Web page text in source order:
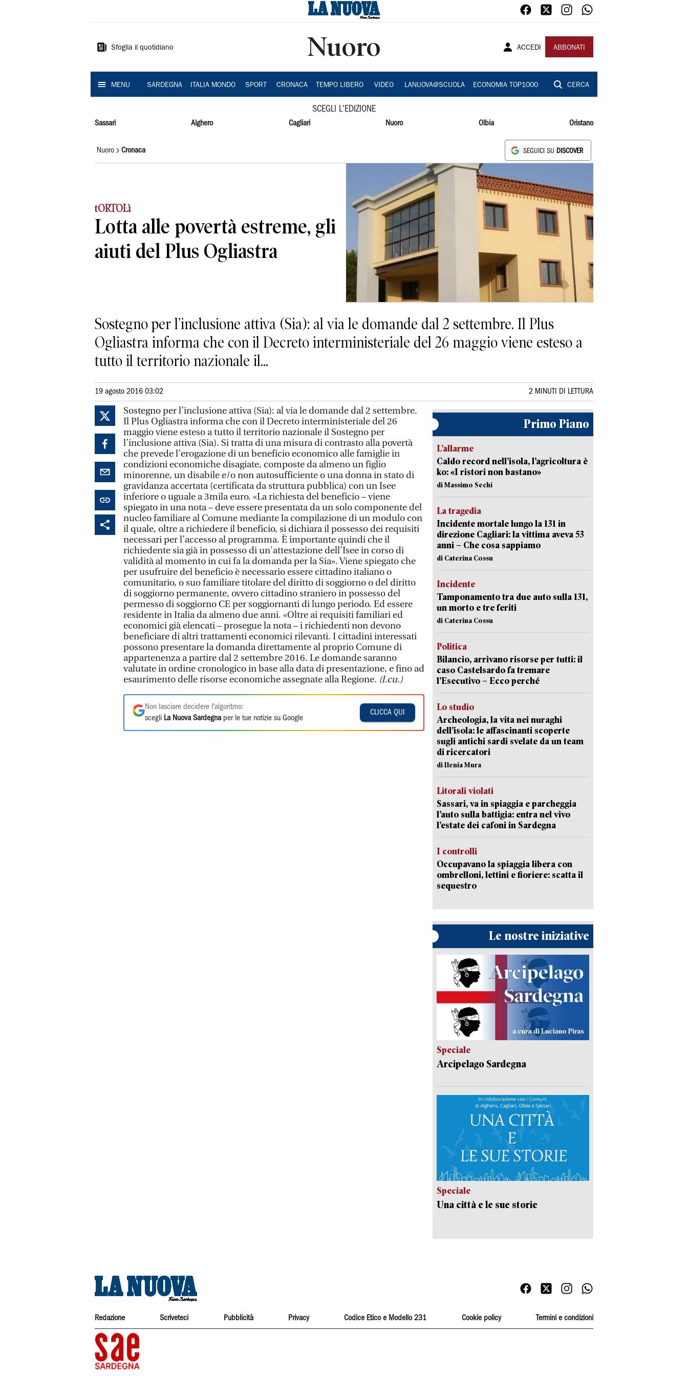
Sardegna
Sfoglia il quotidiano Nuoro ACCEDI ABBONATI
MENU SARDEGNA ITALIA MONDO SPORT CRONACA TEMPO LIBERO VIDEO LANUOVA@SCUOLA ECONOMIA TOP1000 CERCA
SCEGLI L'EDIZIONE
Sassari Alghero Cagliari Nuoro Olbia Oristano
Nuoro Cronaca SEGUICI SU DISCOVER
tORTOLì
Lotta alle povertà estreme, gli
aiuti del Plus Ogliastra
Sostegno per l’inclusione attiva (Sia): al via le domande dal 2 settembre. Il Plus
Ogliastra informa che con il Decreto interministeriale del 26 maggio viene esteso a
tutto il territorio nazionale il...
19 agosto 2016 03:02 2 MINUTI DI LETTURA
Sostegno per l’inclusione attiva (Sia): al via le domande dal 2 settembre.
Il Plus Ogliastra informa che con il Decreto interministeriale del 26
maggio viene esteso a tutto il territorio nazionale il Sostegno per
l’inclusione attiva (Sia). Si tratta di una misura di contrasto alla povertà
che prevede l’erogazione di un beneficio economico alle famiglie in
condizioni economiche disagiate, composte da almeno un figlio
minorenne, un disabile e/o non autosufficiente o una donna in stato di
gravidanza accertata (certificata da struttura pubblica) con un Isee
inferiore o uguale a 3mila euro. «La richiesta del beneficio – viene
spiegato in una nota – deve essere presentata da un solo componente del
nucleo familiare al Comune mediante la compilazione di un modulo con
il quale, oltre a richiedere il beneficio, si dichiara il possesso dei requisiti
necessari per l’accesso al programma. È importante quindi che il
richiedente sia già in possesso di un'attestazione dell’Isee in corso di
validità al momento in cui fa la domanda per la Sia». Viene spiegato che
per usufruire del beneficio è necessario essere cittadino italiano o
comunitario, o suo familiare titolare del diritto di soggiorno o del diritto
di soggiorno permanente, ovvero cittadino straniero in possesso del
permesso di soggiorno CE per soggiornanti di lungo periodo. Ed essere
residente in Italia da almeno due anni. «Oltre ai requisiti familiari ed
economici già elencati – prosegue la nota – i richiedenti non devono
beneficiare di altri trattamenti economici rilevanti. I cittadini interessati
possono presentare la domanda direttamente al proprio Comune di
appartenenza a partire dal 2 settembre 2016. Le domande saranno
valutate in ordine cronologico in base alla data di presentazione, e fino ad
esaurimento delle risorse economiche assegnate alla Regione. (l.cu.)
Non lasciare decidere l'algoritmo:
scegli La Nuova Sardegna per le tue notizie su Google
CLICCA QUI
Primo Piano
L’allarme
Caldo record nell’isola, l’agricoltura è
ko: «I ristori non bastano»
di Massimo Sechi
La tragedia
Incidente mortale lungo la 131 in
direzione Cagliari: la vittima aveva 53
anni – Che cosa sappiamo
di Caterina Cossu
Incidente
Tamponamento tra due auto sulla 131,
un morto e tre feriti
di Caterina Cossu
Politica
Bilancio, arrivano risorse per tutti: il
caso Castelsardo fa tremare
l’Esecutivo – Ecco perché
Lo studio
Archeologia, la vita nei nuraghi
dell’isola: le affascinanti scoperte
sugli antichi sardi svelate da un team
di ricercatori
di Ilenia Mura
Litorali violati
Sassari, va in spiaggia e parcheggia
l’auto sulla battigia: entra nel vivo
l’estate dei cafoni in Sardegna
I controlli
Occupavano la spiaggia libera con
ombrelloni, lettini e fioriere: scatta il
sequestro
Le nostre iniziative
Speciale
Arcipelago Sardegna
Speciale
Una città e le sue storie
Redazione Scriveteci Pubblicità Privacy Codice Etico e Modello 231 Cookie policy Termini e condizioni